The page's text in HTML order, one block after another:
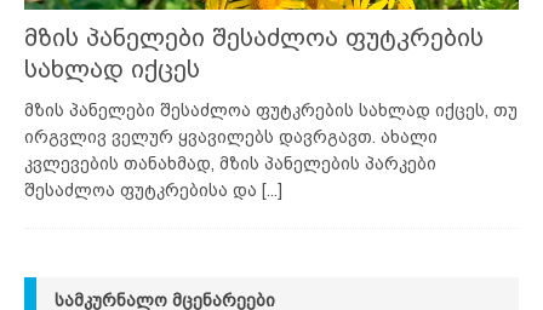
მზის პანელები შესაძლოა ფუტკრების
სახლად იქცეს
მზის პანელები შესაძლოა ფუტკრების სახლად იქცეს, თუ
ირგვლივ ველურ ყვავილებს დავრგავთ. ახალი
კვლევების თანახმად, მზის პანელების პარკები
შესაძლოა ფუტკრებისა და [...]
ᲡᲐᲛᲙᲣᲠᲜᲐᲚᲝ ᲛᲪᲔᲜᲐᲠᲔᲔᲑᲘ